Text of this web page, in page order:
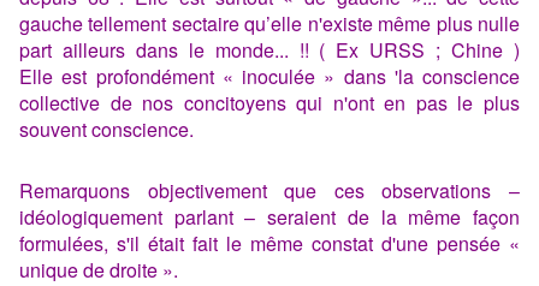
gauche tellement sectaire qu’elle n'existe même plus nulle
part ailleurs dans le monde... !! ( Ex URSS ; Chine )
Elle est profondément « inoculée » dans 'la conscience
collective de nos concitoyens qui n'ont en pas le plus
souvent conscience.
Remarquons objectivement que ces observations –
idéologiquement parlant – seraient de la même façon
formulées, s'il était fait le même constat d'une pensée «
unique de droite ».